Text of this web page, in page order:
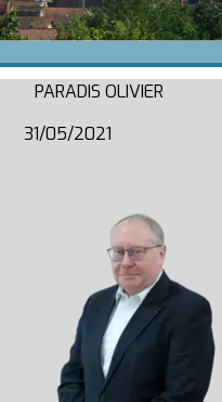
PARADIS OLIVIER
31/05/2021